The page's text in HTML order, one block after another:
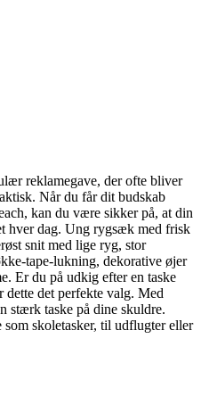
reklamegave, der ofte bliver
Når du får dit budskab
kan du være sikker på, at din
hver dag. Ung rygsæk med frisk
snit med lige ryg, stor
tape-lukning, dekorative øjer
Er du på udkig efter en taske
dette det perfekte valg. Med
stærk taske på dine skuldre.
skoletasker, til udflugter eller